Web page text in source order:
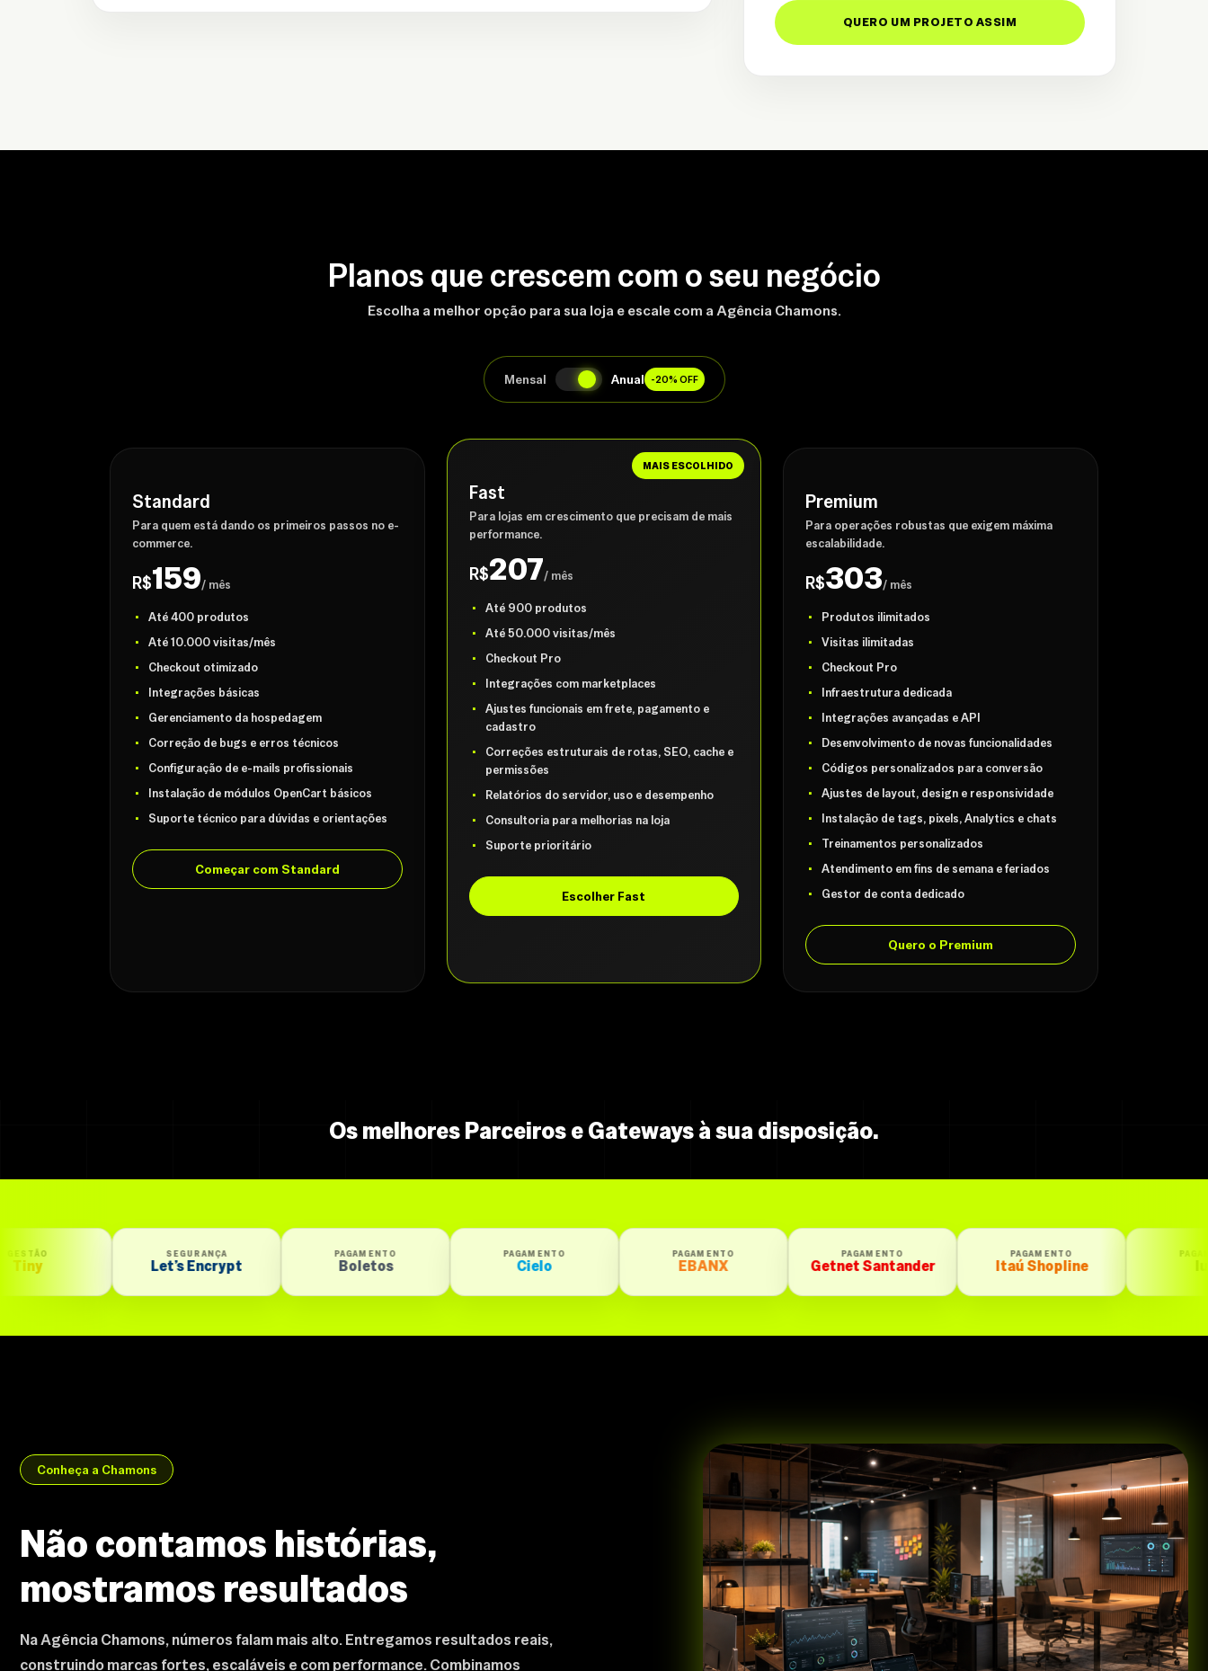
QUERO UM PROJETO ASSIM
Planos que crescem com o seu negócio
Escolha a melhor opção para sua loja e escale com a Agência Chamons.
Mensal Anual -20% OFF
Standard
Para quem está dando os primeiros passos no e-
commerce.
R$159/ mês
Até 400 produtos
Até 10.000 visitas/mês
Checkout otimizado
Integrações básicas
Gerenciamento da hospedagem
Correção de bugs e erros técnicos
Configuração de e-mails profissionais
Instalação de módulos OpenCart básicos
Suporte técnico para dúvidas e orientações
Começar com Standard
MAIS ESCOLHIDO
Fast
Para lojas em crescimento que precisam de mais
performance.
R$207/ mês
Até 900 produtos
Até 50.000 visitas/mês
Checkout Pro
Integrações com marketplaces
Ajustes funcionais em frete, pagamento e
cadastro
Correções estruturais de rotas, SEO, cache e
permissões
Relatórios do servidor, uso e desempenho
Consultoria para melhorias na loja
Suporte prioritário
Escolher Fast
Premium
Para operações robustas que exigem máxima
escalabilidade.
R$303/ mês
Produtos ilimitados
Visitas ilimitadas
Checkout Pro
Infraestrutura dedicada
Integrações avançadas e API
Desenvolvimento de novas funcionalidades
Códigos personalizados para conversão
Ajustes de layout, design e responsividade
Instalação de tags, pixels, Analytics e chats
Treinamentos personalizados
Atendimento em fins de semana e feriados
Gestor de conta dedicado
Quero o Premium
Os melhores Parceiros e Gateways à sua disposição.
Boletos Getnet Santander Itaú Shopline
Conheça a Chamons
Não contamos histórias,
mostramos resultados
Na Agência Chamons, números falam mais alto. Entregamos resultados reais,
construindo marcas fortes, escaláveis e com performance. Combinamos